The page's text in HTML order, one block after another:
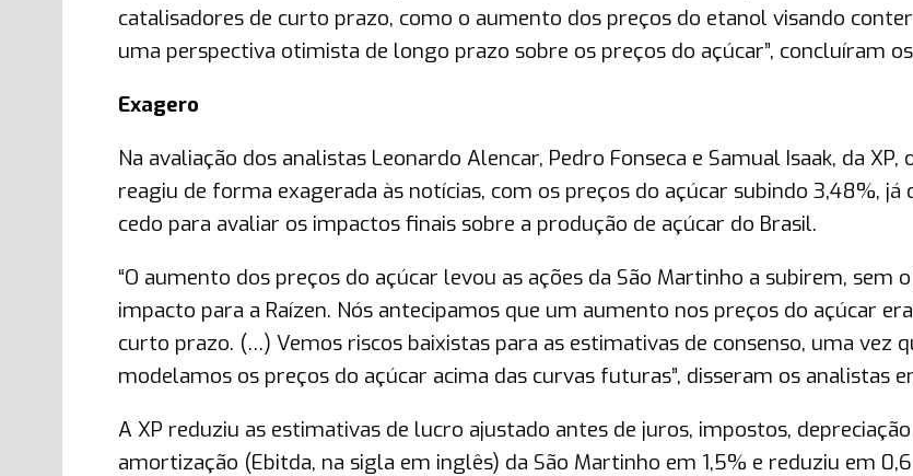
catalisadores de curto prazo, como o aumento dos preços do etanol visando
uma perspectiva otimista de longo prazo sobre os preços do açúcar”, concluíram
Exagero
Na avaliação dos analistas Leonardo Alencar, Pedro Fonseca e Samual Isaak, da XP,
reagiu de forma exagerada às notícias, com os preços do açúcar subindo 3,48%, já
cedo para avaliar os impactos finais sobre a produção de açúcar do Brasil.
“O aumento dos preços do açúcar levou as ações da São Martinho a subirem, sem
impacto para a Raízen. Nós antecipamos que um aumento nos preços do açúcar
curto prazo. (…) Vemos riscos baixistas para as estimativas de consenso, uma vez
modelamos os preços do açúcar acima das curvas futuras”, disseram os analistas
A XP reduziu as estimativas de lucro ajustado antes de juros, impostos,
amortização (Ebitda, na sigla em inglês) da São Martinho em 1,5% e reduziu em